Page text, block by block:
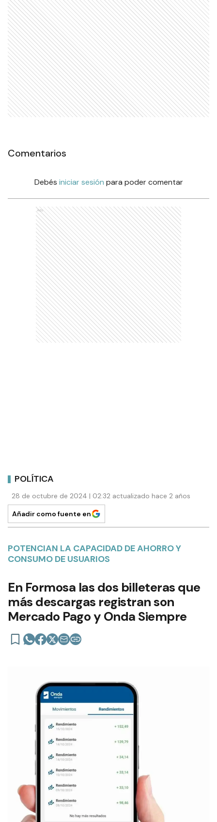
Comentarios
Debés iniciar sesión para poder comentar
Ads
POLÍTICA
28 de octubre de 2024 | 02:32 actualizado hace 2 años
Añadir como fuente en
POTENCIAN LA CAPACIDAD DE AHORRO Y
CONSUMO DE USUARIOS
En Formosa las dos billeteras que
más descargas registran son
Mercado Pago y Onda Siempre